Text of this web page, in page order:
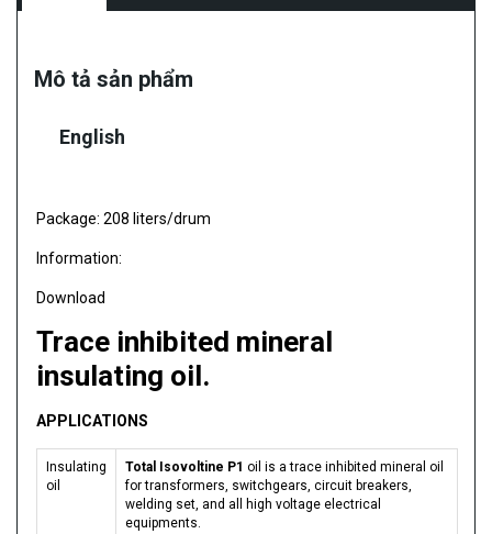
Mô tả sản phẩm
English
Package: 208 liters/drum
Information:
Download
Trace inhibited mineral
insulating oil.
APPLICATIONS
Insulating
oil
Total Isovoltine P1 oil is a trace inhibited mineral oil
for transformers, switchgears, circuit breakers,
welding set, and all high voltage electrical
equipments.